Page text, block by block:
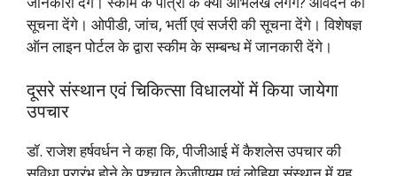
सूचना देंगे। ओपीडी, जांच, भर्ती एवं सर्जरी की सूचना देंगे। विशेषज्ञ
ऑन लाइन पोर्टल के द्वारा स्कीम के सम्बन्ध में जानकारी देंगे।
दूसरे संस्थान एवं चिकित्सा विधालयों में किया जायेगा
उपचार
डॉ. राजेश हर्षवर्धन ने कहा कि, पीजीआई में कैशलेस उपचार की